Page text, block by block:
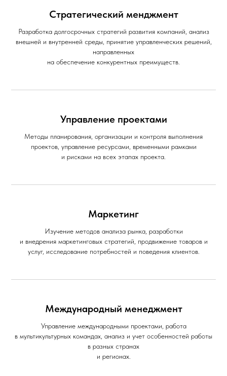
Стратегический менджмент
Разработка долгосрочных стратегий развития компаний, анализ
внешней и внутренней среды, принятие управленческих решений,
направленных
на обеспечение конкурентных преимуществ.
Управление проектами
Методы планирования, организации и контроля выполнения
проектов, управление ресурсами, временными рамками
и рисками на всех этапах проекта.
Маркетинг
Изучение методов анализа рынка, разработки
и внедрения маркетинговых стратегий, продвижение товаров и
услуг, исследование потребностей и поведения клиентов.
Международный менеджмент
Управление международными проектами, работа
в мультикультурных командах, анализ и учет особенностей работы
в разных странах
и регионах.